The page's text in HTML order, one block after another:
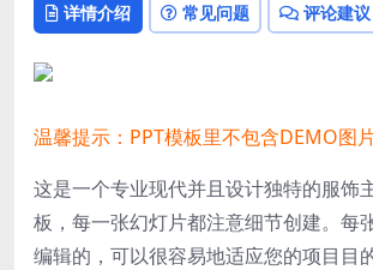
详情介绍 常见问题 评论建议
温馨提示：PPT模板里不包含DEMO图
这是一个专业现代并且设计独特的服饰
板，每一张幻灯片都注意细节创建。 每
编辑的，可以很容易地适应您的项目目的